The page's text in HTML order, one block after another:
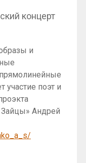
концерт
и
участие поэт и
Андрей